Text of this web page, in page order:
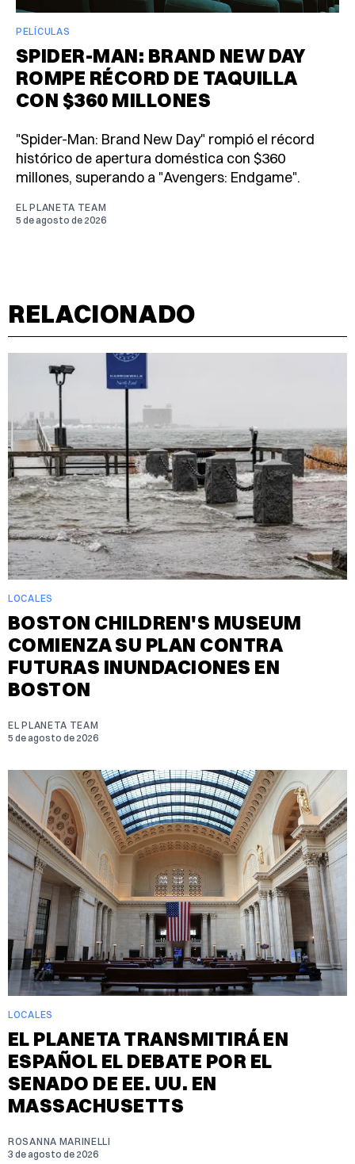
PELÍCULAS
SPIDER-MAN: BRAND NEW DAY
ROMPE RÉCORD DE TAQUILLA
CON $360 MILLONES
"Spider-Man: Brand New Day" rompió el récord
histórico de apertura doméstica con $360
millones, superando a "Avengers: Endgame".
EL PLANETA TEAM
5 de agosto de 2026
RELACIONADO
LOCALES
BOSTON CHILDREN'S MUSEUM
COMIENZA SU PLAN CONTRA
FUTURAS INUNDACIONES EN
BOSTON
EL PLANETA TEAM
5 de agosto de 2026
LOCALES
EL PLANETA TRANSMITIRÁ EN
ESPAÑOL EL DEBATE POR EL
SENADO DE EE. UU. EN
MASSACHUSETTS
ROSANNA MARINELLI
3 de agosto de 2026